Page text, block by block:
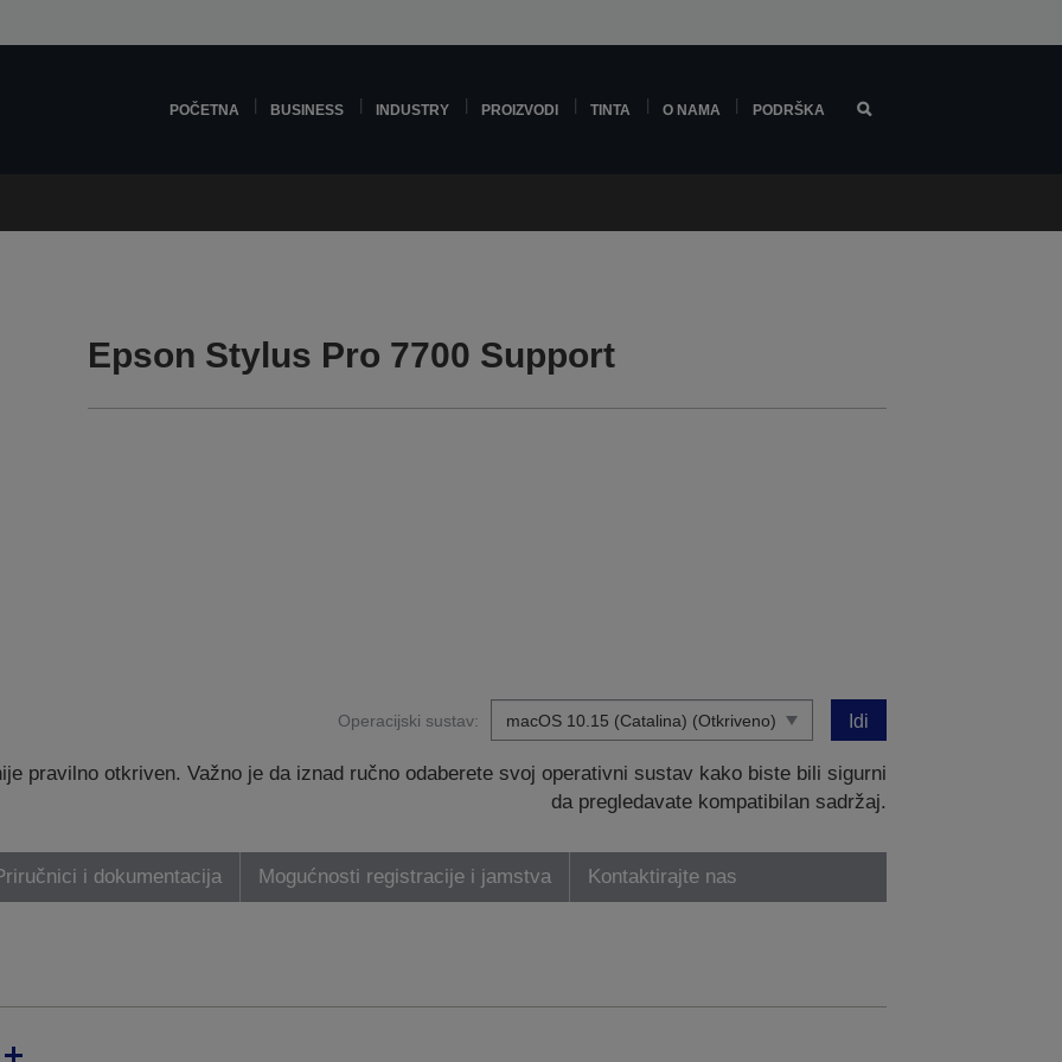
POČETNA BUSINESS INDUSTRY PROIZVODI TINTA O NAMA PODRŠKA
Epson Stylus Pro 7700 Support
Operacijski sustav: Idi
pravilno otkriven. Važno je da iznad ručno odaberete svoj operativni sustav kako biste bili sigurni
da pregledavate kompatibilan sadržaj.
i dokumentacija Mogućnosti registracije i jamstva Kontaktirajte nas